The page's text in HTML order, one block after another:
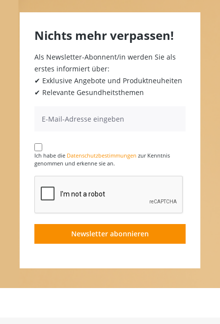
Nichts mehr verpassen!
Als Newsletter-Abonnent/in werden Sie als
erstes informiert über:
✔ Exklusive Angebote und Produktneuheiten
✔ Relevante Gesundheitsthemen
Ich habe die Datenschutzbestimmungen zur Kenntnis
genommen und erkenne sie an.
Newsletter abonnieren